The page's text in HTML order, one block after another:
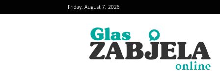
Friday, August 7, 2026
Glas
Zabjela